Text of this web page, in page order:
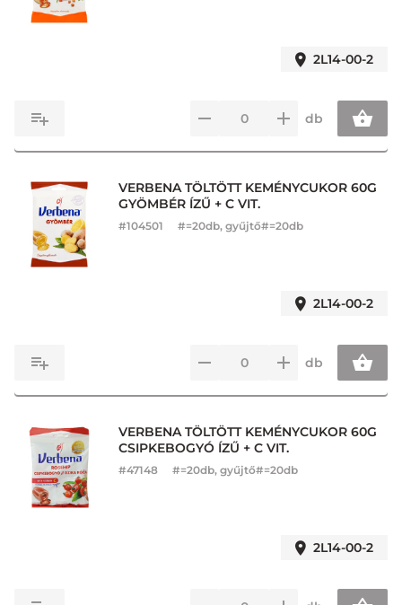
2L14-00-2
db
VERBENA TÖLTÖTT KEMÉNYCUKOR 60G
GYÖMBÉR ÍZŰ + C VIT.
#104501 #=20db, gyűjtő#=20db
2L14-00-2
db
VERBENA TÖLTÖTT KEMÉNYCUKOR 60G
CSIPKEBOGYÓ ÍZŰ + C VIT.
#47148 #=20db, gyűjtő#=20db
2L14-00-2